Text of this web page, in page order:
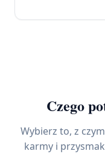
Czego
Wybierz to, z
karmy i